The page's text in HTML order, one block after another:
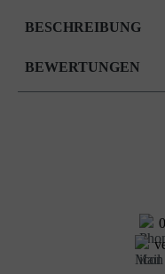
BESCHREIBUNG
BEWERTUNGEN